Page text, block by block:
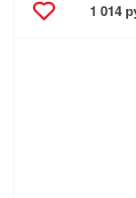
1 014